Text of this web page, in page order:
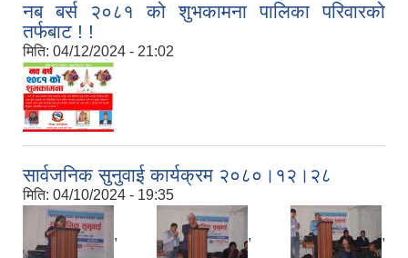
नब बर्स २०८१ को शुभकामना पालिका परिवारको
तर्फबाट ! !
मिति: 04/12/2024 - 21:02
सार्वजनिक सुनुवाई कार्यक्रम २०८०।१२।२८
मिति: 04/10/2024 - 19:35
, , ,